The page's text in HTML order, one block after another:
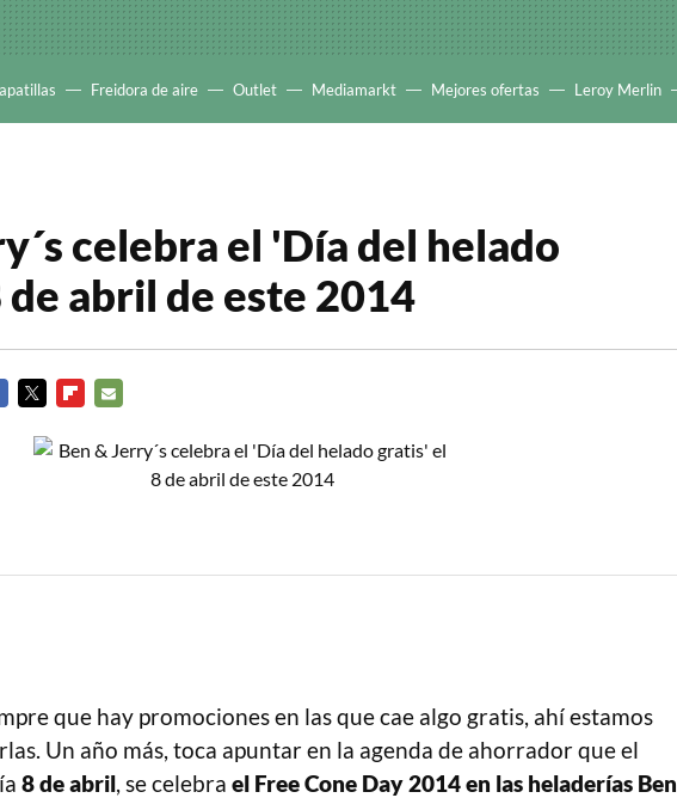
Freidora de aire Outlet Mediamarkt Mejores ofertas Leroy Merlin
celebra el 'Día del helado
abril de este 2014
MAIL
que hay promociones en las que cae algo gratis, ahí estamos
Un año más, toca apuntar en la agenda de ahorrador que el
8 de abril, se celebra el Free Cone Day 2014 en las heladerías Ben